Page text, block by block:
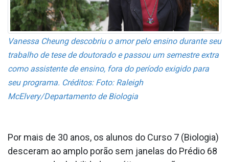
Vanessa Cheung descobriu o amor pelo ensino durante seu
trabalho de tese de doutorado e passou um semestre extra
como assistente de ensino, fora do período exigido para
seu programa. Créditos: Foto: Raleigh
McElvery/Departamento de Biologia
Por mais de 30 anos, os alunos do Curso 7 (Biologia)
desceram ao amplo porão sem janelas do Prédio 68